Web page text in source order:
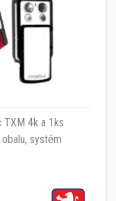
TXM 4k a 1ks
systém